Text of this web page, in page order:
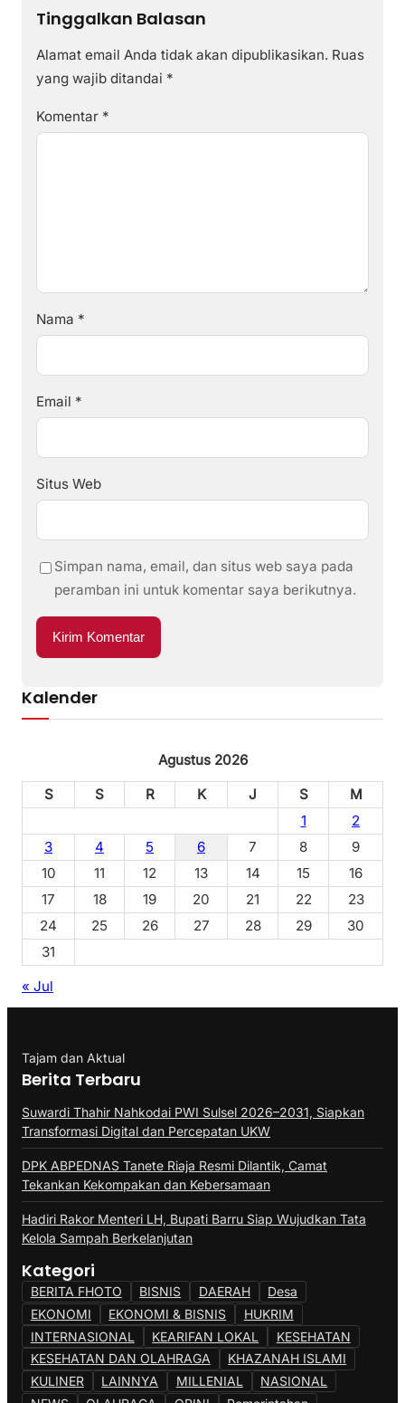
Tinggalkan Balasan
Alamat email Anda tidak akan dipublikasikan. Ruas
yang wajib ditandai *
Komentar *
Nama *
Email *
Situs Web
Simpan nama, email, dan situs web saya pada
peramban ini untuk komentar saya berikutnya.
Kalender
Agustus 2026
S
S R K J S
M
1
2
3
4 5 6 7 8
9
10
11 12 13 14 15
16
17
18 19 20 21 22
23
24
25 26 27 28 29
30
31
« Jul
Tajam dan Aktual
Berita Terbaru
Suwardi Thahir Nahkodai PWI Sulsel 2026–2031, Siapkan
Transformasi Digital dan Percepatan UKW
DPK ABPEDNAS Tanete Riaja Resmi Dilantik, Camat
Tekankan Kekompakan dan Kebersamaan
Hadiri Rakor Menteri LH, Bupati Barru Siap Wujudkan Tata
Kelola Sampah Berkelanjutan
Kategori
BERITA FHOTO BISNIS DAERAH
Desa
EKONOMI
EKONOMI & BISNIS
HUKRIM
INTERNASIONAL
KEARIFAN LOKAL
KESEHATAN
KESEHATAN DAN OLAHRAGA
KHAZANAH ISLAMI
KULINER
LAINNYA MILLENIAL
NASIONAL